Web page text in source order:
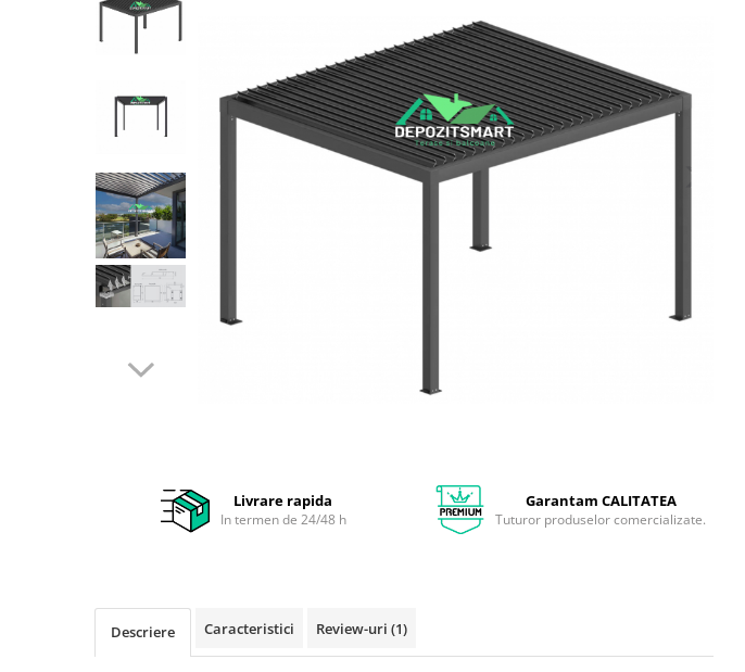
Livrare rapida
In termen de 24/48 h
Garantam CALITATEA
Tuturor produselor comercializate.
Descriere Caracteristici Review-uri (1)